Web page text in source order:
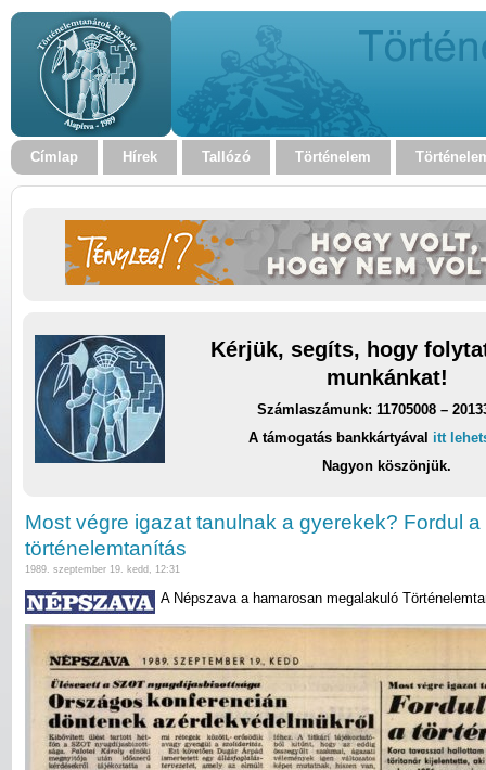
Címlap Hírek Tallózó Történelem
Kérjük, segíts, hogy
munkánkat!
Számlaszámunk: 11705008 –
A támogatás bankkártyával itt
Nagyon köszönjük.
Most végre igazat tanulnak a gyerekek? Fordul
történelemtanítás
1989. szeptember 19. kedd, 12:31
A Népszava a hamarosan megalakuló